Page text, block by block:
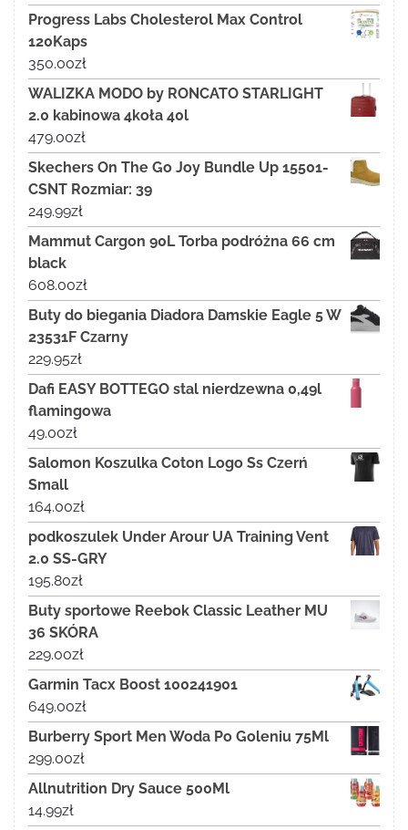
Progress Labs Cholesterol Max Control
120Kaps
350.00zł
WALIZKA MODO by RONCATO STARLIGHT
2.0 kabinowa 4koła 40l
479.00zł
Skechers On The Go Joy Bundle Up 15501-
CSNT Rozmiar: 39
249.99zł
Mammut Cargon 90L Torba podróżna 66 cm
black
608.00zł
Buty do biegania Diadora Damskie Eagle 5 W
23531F Czarny
229.95zł
Dafi EASY BOTTEGO stal nierdzewna 0,49l
flamingowa
49.00zł
Salomon Koszulka Coton Logo Ss Czerń
Small
164.00zł
podkoszulek Under Arour UA Training Vent
2.0 SS-GRY
195.80zł
Buty sportowe Reebok Classic Leather MU
36 SKÓRA
229.00zł
Garmin Tacx Boost 100241901
649.00zł
Burberry Sport Men Woda Po Goleniu 75Ml
299.00zł
Allnutrition Dry Sauce 500Ml
14.99zł